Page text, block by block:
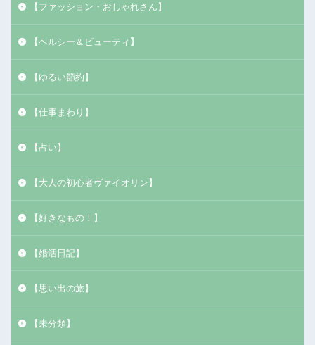
【ファッション・おしゃれさん】
【ヘルシー＆ビューティ】
【ゆるい節約】
【仕事まわり】
【占い】
【大人の初心者ヴァイオリン】
【好きなもの！】
【婚活日記】
【思い出の旅】
【未分類】